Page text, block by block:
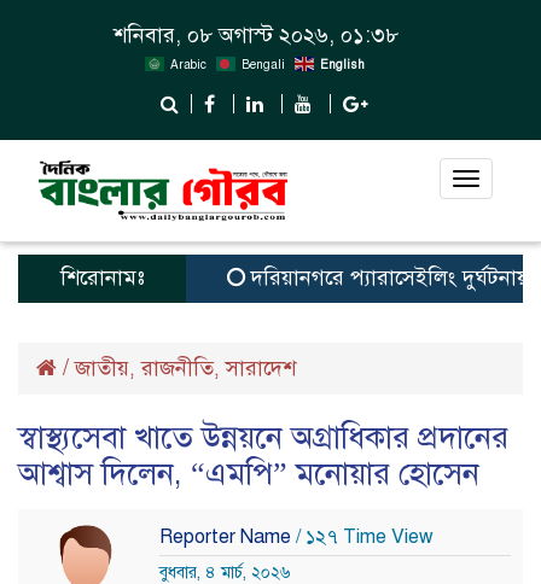
শনিবার, ০৮ অগাস্ট ২০২৬, ০১:৩৮
Arabic Bengali English
Toggle
শিরোনামঃ দরিয়ানগরে প্যারাসেইলিং দুর্ঘটনায়
/জাতীয়,রাজনীতি,সারাদেশ
স্বাস্থ্যসেবা খাতে উন্নয়নে অগ্রাধিকার প্রদানের
আশ্বাস দিলেন, “এমপি” মনোয়ার হোসেন
Reporter Name / ১২৭ Time View
বুধবার, ৪ মার্চ, ২০২৬